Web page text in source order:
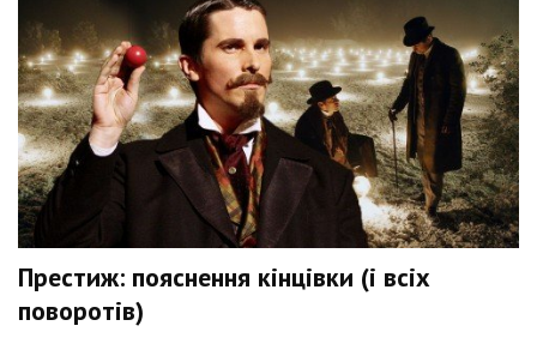
Престиж: пояснення кінцівки (і всіх
поворотів)